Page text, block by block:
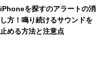
iPhoneを探すのアラートの消
し方！鳴り続けるサウンドを
止める方法と注意点